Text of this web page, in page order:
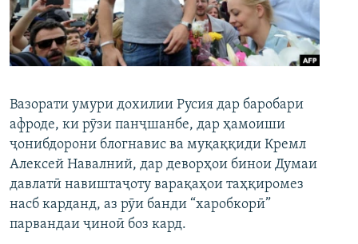
ГУЗОРИШҲОИ РАДИОӢ
Русский
Ҳамаи сомонаҳои RFE/RL
Вазорати умури дохилии Русия дар баробари
афроде, ки рӯзи панҷшанбе, дар ҳамоиши
ҷонибдорони блогнавис ва муқаққиди Кремл
Алексей Навалний, дар деворҳои бинои Думаи
давлатӣ навиштаҷоту варақаҳои таҳқиромез
насб карданд, аз рӯи банди “харобкорӣ”
парвандаи ҷиноӣ боз кард.